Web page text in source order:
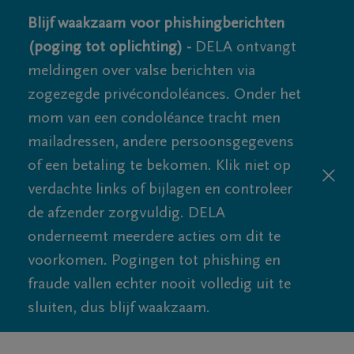
Blijf waakzaam voor phishingberichten
(poging tot oplichting) - DELA ontvangt
meldingen over valse berichten via
zogezegde privécondoléances. Onder het
mom van een condoléance tracht men
mailadressen, andere persoonsgegevens
of een betaling te bekomen. Klik niet op
verdachte links of bijlagen en controleer
de afzender zorgvuldig. DELA
onderneemt meerdere acties om dit te
voorkomen. Pogingen tot phishing en
fraude vallen echter nooit volledig uit te
sluiten, dus blijf waakzaam.